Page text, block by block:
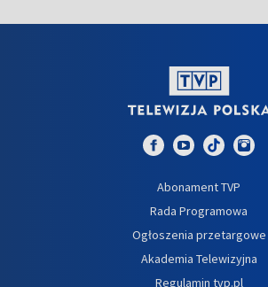
Abonament TVP
Rada Programowa
Ogłoszenia przetargowe
Akademia Telewizyjna
Regulamin tvp.pl